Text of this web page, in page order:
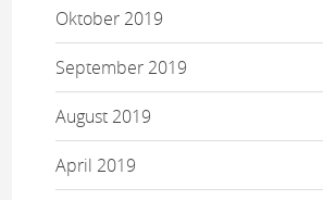
Oktober 2019
September 2019
August 2019
April 2019